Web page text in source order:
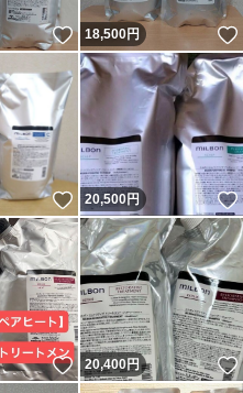
いいね！
18,500円
いいね！
20,500円
いいね！
20,400円